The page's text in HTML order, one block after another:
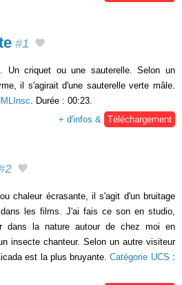
#1
Un criquet ou une sauterelle. Selon un
il s'agirait d'une sauterelle verte mâle.
. Durée : 00:23.
+ d'infos & Téléchargement
chaleur écrasante, il s'agit d'un bruitage
les films. J'ai fais ce son en studio,
dans la nature autour de chez moi en
insecte chanteur. Selon un autre visiteur
est la plus bruyante.Catégorie UCS :